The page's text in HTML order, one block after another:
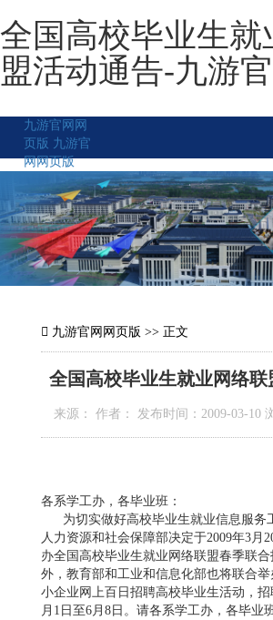
全国高校毕业生就
盟活动通告-九游
九游官网网
页版 九游官
网网页版
九游官网网页版 >> 正文
全国高校毕业生就业网络联
来源： 作者： 发布时间：2009-03-10
各系学工办，各毕业班：
为切实做好高校毕业生就业信息服务
人力资源和社会保障部决定于2009年3月
办全国高校毕业生就业网络联盟春季联
外，教育部和工业和信息化部也将联合举
小企业网上百日招聘高校毕业生活动，招
月1日至6月8日。请各系学工办，各毕业